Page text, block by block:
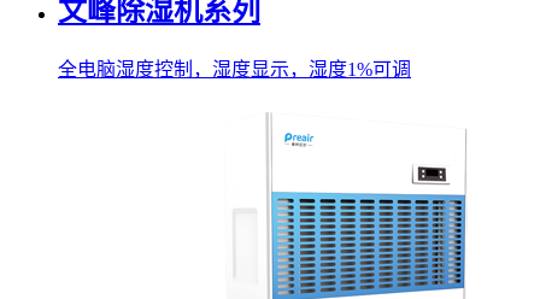
文峰除湿机系列
全电脑湿度控制，湿度显示，湿度1%可调